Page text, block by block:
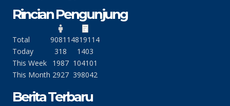
Rincian Pengunjung
Total 90811 4819114
Today
318
1403
This Week
1987 104101
This Month 2927 398042
Berita Terbaru